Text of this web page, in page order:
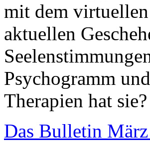
mit dem
aktuellen
Psychogramm
Therapien hat sie?
Das Bulletin